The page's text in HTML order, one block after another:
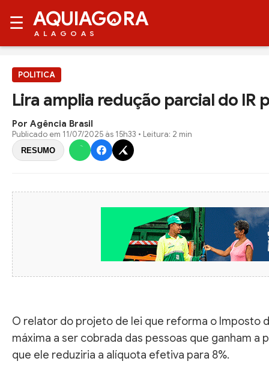
☰ AQUIAG RA
ALAGOAS
POLITICA
Lira amplia redução parcial do IR
Por Agência Brasil
Publicado em 11/07/2025 às 15h33 • Leitura: 2 min
RESUMO
O relator do projeto de lei que reforma o Imposto
máxima a ser cobrada das pessoas que ganham a
que ele reduziria a alíquota efetiva para 8%.